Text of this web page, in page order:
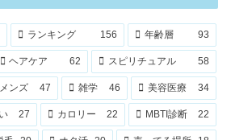
ランキング 156 年齢層 93
ヘアケア 62 スピリチュアル 58
メンズ 47 雑学 46 美容医療 34
27 カロリー 22 MBTI診断 22